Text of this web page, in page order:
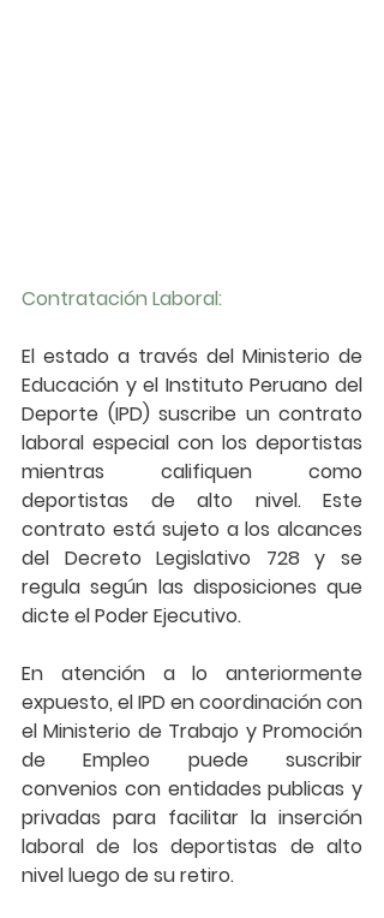
Contratación Laboral:
El estado a través del Ministerio de
Educación y el Instituto Peruano del
Deporte (IPD) suscribe un contrato
laboral especial con los deportistas
mientras califiquen como
deportistas de alto nivel. Este
contrato está sujeto a los alcances
del Decreto Legislativo 728 y se
regula según las disposiciones que
dicte el Poder Ejecutivo.
En atención a lo anteriormente
expuesto, el IPD en coordinación con
el Ministerio de Trabajo y Promoción
de Empleo puede suscribir
convenios con entidades publicas y
privadas para facilitar la inserción
laboral de los deportistas de alto
nivel luego de su retiro.